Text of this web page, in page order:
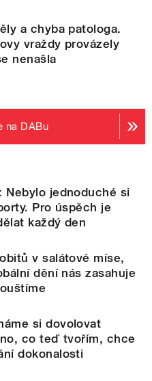
a chyba patologa.
vraždy provázely
nenašla
na DABu
Nebylo jednoduché si
Pro úspěch je
každý den
v salátové míse,
dění nás zasahuje
si dovolovat
co teď tvořím, chce
dokonalosti